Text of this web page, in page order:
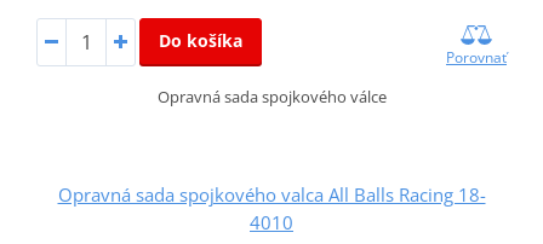
Do košíka
Porovnať
Opravná sada spojkového válce
Opravná sada spojkového valca All Balls Racing 18-
4010